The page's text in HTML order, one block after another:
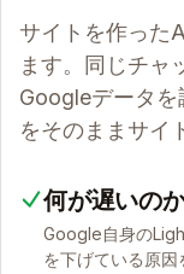
サイトを作った
ます。同じチャ
Googleデータを
をそのままサイ
何が遅いの
Google自身の
を下げている原因